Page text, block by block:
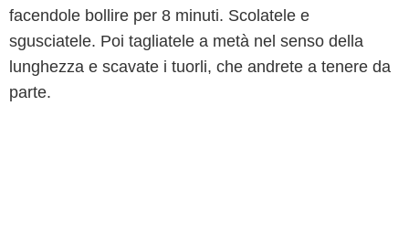
facendole bollire per 8 minuti. Scolatele e
sgusciatele. Poi tagliatele a metà nel senso della
lunghezza e scavate i tuorli, che andrete a tenere da
parte.